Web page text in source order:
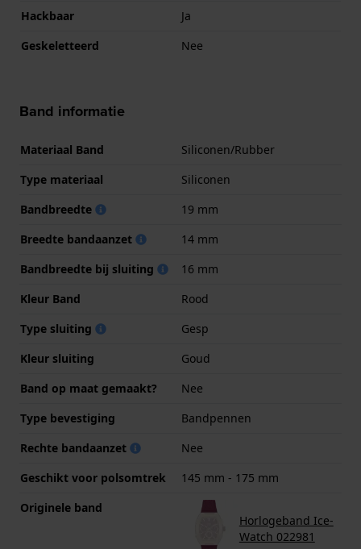
Hackbaar
Ja
Geskeletteerd
Nee
Band informatie
Materiaal Band
Siliconen/Rubber
Type materiaal
Siliconen
Bandbreedte
19 mm
Breedte bandaanzet
14 mm
Bandbreedte bij sluiting
16 mm
Kleur Band
Rood
Type sluiting
Gesp
Kleur sluiting
Goud
Band op maat gemaakt?
Nee
Type bevestiging
Bandpennen
Rechte bandaanzet
Nee
Geschikt voor polsomtrek
145 mm - 175 mm
Originele band
Horlogeband Ice-
Watch 022981